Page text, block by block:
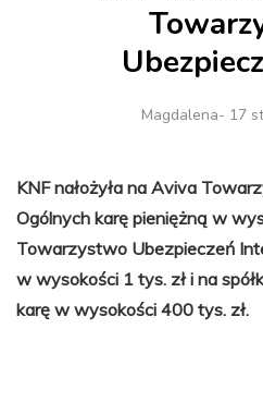
Magdalena- 17
KNF nałożyła na Aviva
Ogólnych karę pieniężną w
Towarzystwo Ubezpieczeń
w wysokości 1 tys. zł i na
karę w wysokości 400 tys. zł.